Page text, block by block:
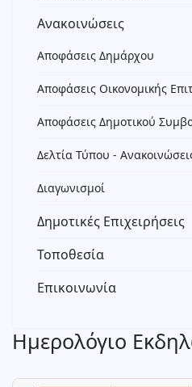
Ανακοινώσεις
Αποφάσεις Δημάρχου
Αποφάσεις Οικονομικής
Αποφάσεις Δημοτικού
Δελτία Τύπου -
Διαγωνισμοί
Δημοτικές Επιχειρήσεις
Τοποθεσία
Επικοινωνία
Ημερολόγιο